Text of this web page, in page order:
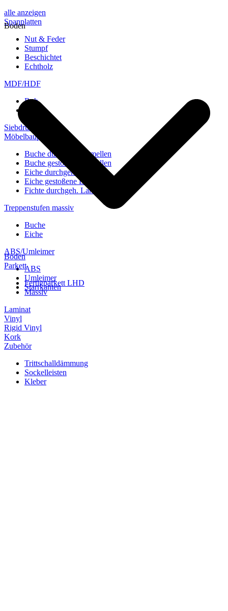
alle anzeigen
Spanplatten
Nut & Feder
Stumpf
Beschichtet
Echtholz
MDF/HDF
Roh
Siebdruckplatten
Möbelbauplatten
Buche durchgeh. Lamellen
Buche gestoßene Lamellen
Eiche durchgeh. Lamellen
Eiche gestoßene Lamellen
Fichte durchgeh. Lamellen
Treppenstufen massiv
Buche
Eiche
ABS/Umleimer
ABS
Umleimer
Starrkanten
Boden
Boden
Parkett
Fertigparkett LHD
Massiv
Laminat
Vinyl
Rigid Vinyl
Kork
Zubehör
Trittschalldämmung
Sockelleisten
Kleber